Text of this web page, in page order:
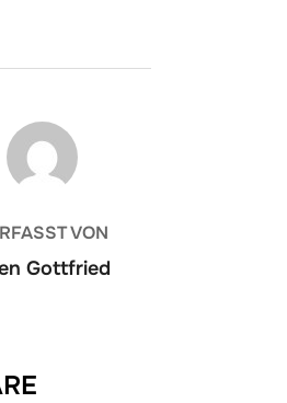
VON
Gottfried